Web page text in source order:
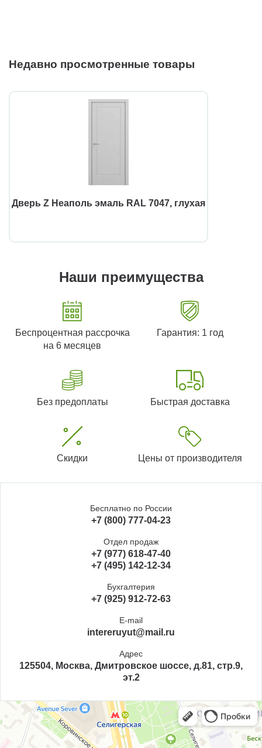
Недавно просмотренные товары
Дверь Z Неаполь эмаль RAL 7047, глухая
Наши преимущества
Беспроцентная рассрочка
на 6 месяцев
Гарантия: 1 год
Без предоплаты Быстрая доставка
Скидки Цены от производителя
Бесплатно по России
+7 (800) 777-04-23
Отдел продаж
+7 (977) 618-47-40
+7 (495) 142-12-34
Бухгалтерия
+7 (925) 912-72-63
E-mail
intereruyut@mail.ru
Адрес
125504, Москва, Дмитровское шоссе, д.81, стр.9,
эт.2